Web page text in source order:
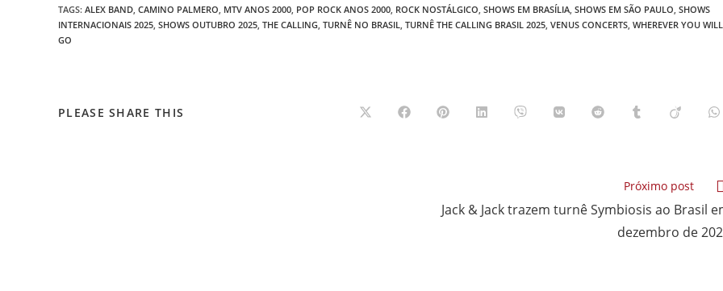
TAGS: ALEX BAND CAMINO PALMERO MTV ANOS 2000 POP ROCK ANOS 2000 ROCK NOSTÁLGICO SHOWS EM BRASÍLIA SHOWS EM SÃO PAULO SHOWS
INTERNACIONAIS 2025 SHOWS OUTUBRO 2025 THE CALLING TURNÊ NO BRASIL TURNÊ THE CALLING BRASIL 2025 VENUS CONCERTS WHEREVER YOU WILL
GO
PLEASE SHARE THIS Abre Abre Abre Abre Abre Abre Abre Abre Abre
Próximo post
Jack & Jack trazem turnê Symbiosis ao Brasil
dezembro de